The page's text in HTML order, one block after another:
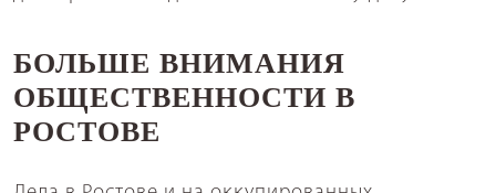
БОЛЬШЕ ВНИМАНИЯ
ОБЩЕСТВЕННОСТИ В
РОСТОВЕ